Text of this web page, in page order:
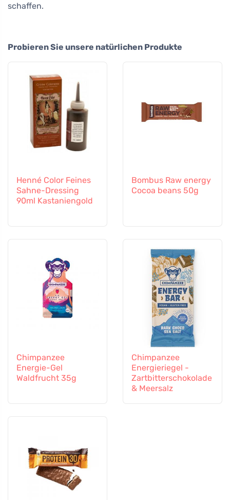
schaffen.
Probieren Sie unsere natürlichen Produkte
Henné Color Feines
Sahne-Dressing
90ml Kastaniengold
Bombus Raw energy
Cocoa beans 50g
Chimpanzee
Energie-Gel
Waldfrucht 35g
Chimpanzee
Energieriegel -
Zartbitterschokolade
& Meersalz